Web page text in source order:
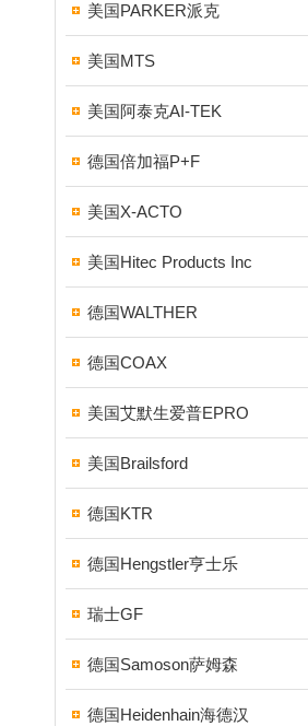
美国PARKER派克
美国MTS
美国阿泰克AI-TEK
德国倍加福P+F
美国X-ACTO
美国Hitec Products Inc
德国WALTHER
德国COAX
美国艾默生爱普EPRO
美国Brailsford
德国KTR
德国Hengstler亨士乐
瑞士GF
德国Samoson萨姆森
德国Heidenhain海德汉